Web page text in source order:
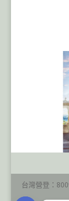
台灣營登：